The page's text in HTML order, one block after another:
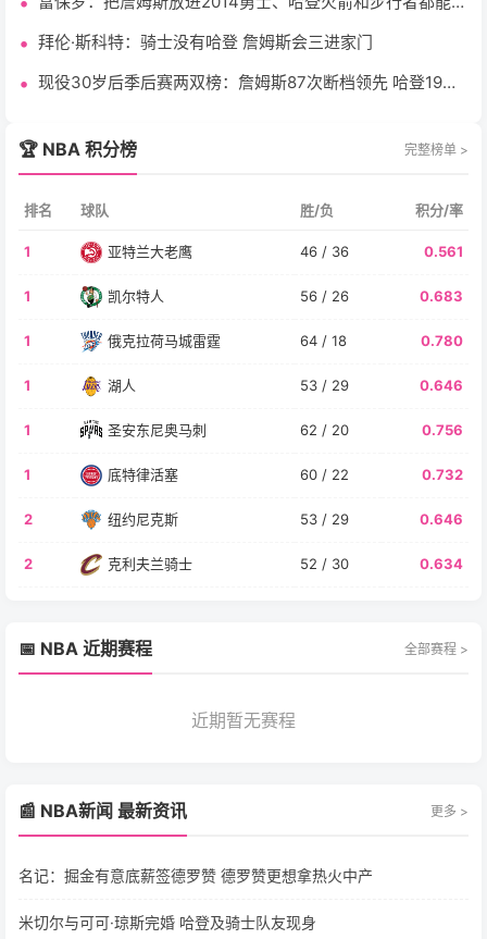
拜伦·斯科特：骑士没有哈登 詹姆斯会三进家门
现役30岁后季后赛两双榜：詹姆斯87次断档领先 哈登19次
🏆 NBA 积分榜 完整榜单 >
排名 球队 胜/负 积分/率
1 亚特兰大老鹰 46 / 36 0.561
1 凯尔特人 56 / 26 0.683
1 俄克拉荷马城雷霆 64 / 18 0.780
1 湖人 53 / 29 0.646
1 圣安东尼奥马刺 62 / 20 0.756
1 底特律活塞 60 / 22 0.732
2 纽约尼克斯 53 / 29 0.646
2 克利夫兰骑士 52 / 30 0.634
📅 NBA 近期赛程 全部赛程 >
近期暂无赛程
📰 NBA新闻 最新资讯 更多 >
名记：掘金有意底薪签德罗赞 德罗赞更想拿热火中产
米切尔与可可·琼斯完婚 哈登及骑士队友现身